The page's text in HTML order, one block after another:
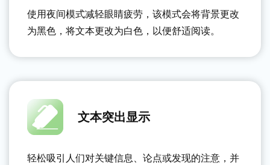
使用夜间模式减轻眼睛疲劳，该模式会将背景更改
为黑色，将文本更改为白色，以便舒适阅读。
文本突出显示
轻松吸引人们对关键信息、论点或发现的注意，并